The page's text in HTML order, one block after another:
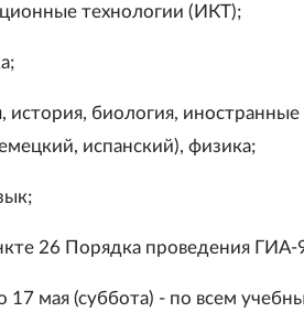
технологии (ИКТ);
история, биология, иностранные
испанский), физика;
26 Порядка проведения ГИА-
17 мая (суббота) - по всем